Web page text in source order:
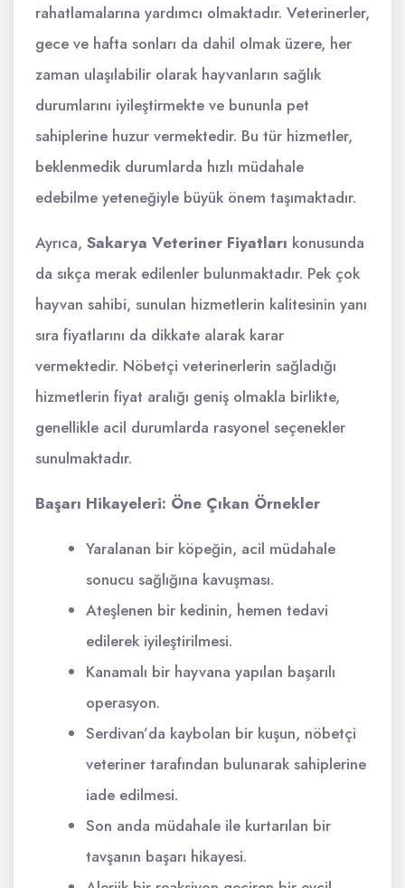
rahatlamalarına yardımcı olmaktadır. Veterinerler,
gece ve hafta sonları da dahil olmak üzere, her
zaman ulaşılabilir olarak hayvanların sağlık
durumlarını iyileştirmekte ve bununla pet
sahiplerine huzur vermektedir. Bu tür hizmetler,
beklenmedik durumlarda hızlı müdahale
edebilme yeteneğiyle büyük önem taşımaktadır.
Ayrıca, Sakarya Veteriner Fiyatları konusunda
da sıkça merak edilenler bulunmaktadır. Pek çok
hayvan sahibi, sunulan hizmetlerin kalitesinin yanı
sıra fiyatlarını da dikkate alarak karar
vermektedir. Nöbetçi veterinerlerin sağladığı
hizmetlerin fiyat aralığı geniş olmakla birlikte,
genellikle acil durumlarda rasyonel seçenekler
sunulmaktadır.
Başarı Hikayeleri: Öne Çıkan Örnekler
Yaralanan bir köpeğin, acil müdahale
sonucu sağlığına kavuşması.
Ateşlenen bir kedinin, hemen tedavi
edilerek iyileştirilmesi.
Kanamalı bir hayvana yapılan başarılı
operasyon.
Serdivan’da kaybolan bir kuşun, nöbetçi
veteriner tarafından bulunarak sahiplerine
iade edilmesi.
Son anda müdahale ile kurtarılan bir
tavşanın başarı hikayesi.